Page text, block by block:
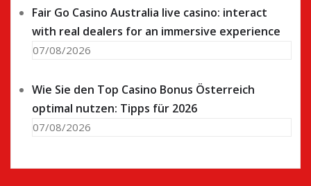
Fair Go Casino Australia live casino: interact
with real dealers for an immersive experience
07/08/2026
Wie Sie den Top Casino Bonus Österreich
optimal nutzen: Tipps für 2026
07/08/2026